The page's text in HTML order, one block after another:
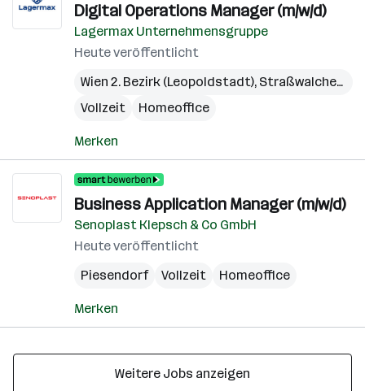
Digital Operations Manager (m/w/d)
Lagermax Unternehmensgruppe
Heute veröffentlicht
Wien 2. Bezirk (Leopoldstadt), Straßwalchen
Vollzeit
Homeoffice
Merken
Business Application Manager (m/w/d)
Senoplast Klepsch & Co GmbH
Heute veröffentlicht
Piesendorf
Vollzeit Homeoffice
Merken
Weitere Jobs anzeigen